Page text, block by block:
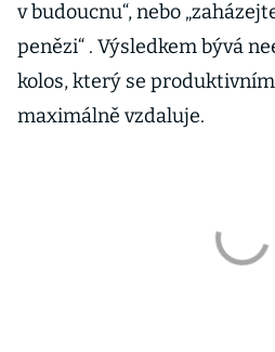
v budoucnu“, nebo
penězi“ . Výsledkem bývá
kolos, který se
maximálně vzdaluje.